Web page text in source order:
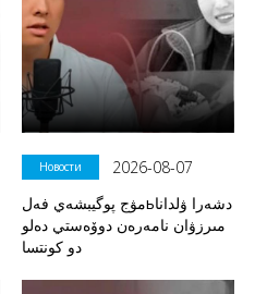
Новости
2026-08-07
مۋج پوگيبشەي فەلьدشەرا ۋلدانا
مىرزۋان نامەرەن دوۆەستي دەلو
دو كونتسا